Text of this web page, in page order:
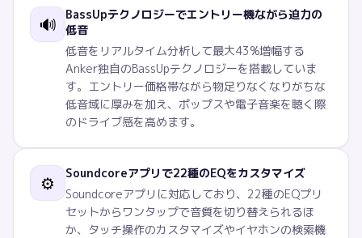
🔊
BassUpテクノロジーでエントリー機ながら迫力の
低音
低音をリアルタイム分析して最大43%増幅する
Anker独自のBassUpテクノロジーを搭載していま
す。エントリー価格帯ながら物足りなくなりがちな
低音域に厚みを加え、ポップスや電子音楽を聴く際
のドライブ感を高めます。
⚙️
Soundcoreアプリで22種のEQをカスタマイズ
Soundcoreアプリに対応しており、22種のEQプリ
セットからワンタップで音質を切り替えられるほ
か、タッチ操作のカスタマイズやイヤホンの検索機